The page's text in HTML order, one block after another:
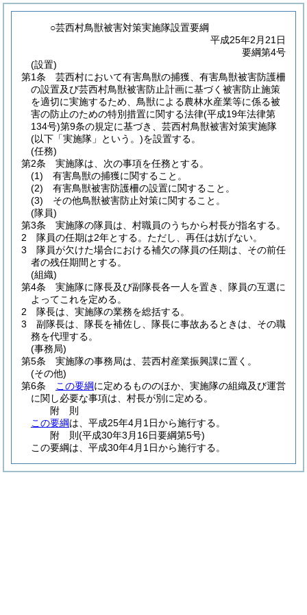
○芸西村鳥獣被害対策実施隊設置要綱
平成25年2月21日
要綱第4号
(設置)
第1条
芸西村において有害鳥獣の捕獲、有害鳥獣被害防護柵
の設置及び芸西村鳥獣被害防止計画に基づく被害防止施策
を適切に実施するため、鳥獣による農林水産業等に係る被
害の防止のための特別措置に関する法律(平成19年法律第
134号)第9条の規定に基づき、芸西村鳥獣被害対策実施隊
(以下「実施隊」という。)を設置する。
(任務)
第2条
実施隊は、次の事項を任務とする。
(1)
有害鳥獣の捕獲に関すること。
(2)
有害鳥獣被害防護柵の設置に関すること。
(3)
その他鳥獣被害防止対策に関すること。
(隊員)
第3条
実施隊の隊員は、村職員のうちから村長が指名する。
2
隊員の任期は2年とする。 ただし、再任は妨げない。
3
隊員が欠けた場合における補欠の隊員の任期は、その前任
者の残任期間とする。
(組織)
第4条
実施隊に隊長及び副隊長各一人を置き、隊員の互選に
よってこれを定める。
2
隊長は、実施隊の業務を総括する。
3
副隊長は、隊長を補佐し、隊長に事故あるときは、その職
務を代理する。
(事務局)
第5条
実施隊の事務局は、芸西村産業振興課に置く。
(その他)
第6条
この要綱に定めるもののほか、実施隊の組織及び運営
に関し必要な事項は、村長が別に定める。
附 則
この要綱は、平成25年4月1日から施行する。
附 則(平成30年3月16日要綱第5号)
この要綱は、平成30年4月1日から施行する。